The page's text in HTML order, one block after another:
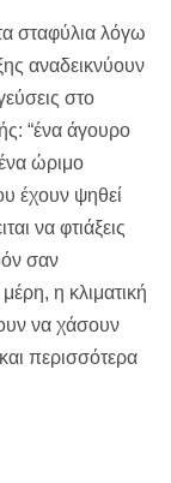
σταφύλια λόγω
αναδεικνύουν
στο
“ένα άγουρο
ώριμο
έχουν ψηθεί
να φτιάξεις
σαν
η κλιματική
να χάσουν
περισσότερα